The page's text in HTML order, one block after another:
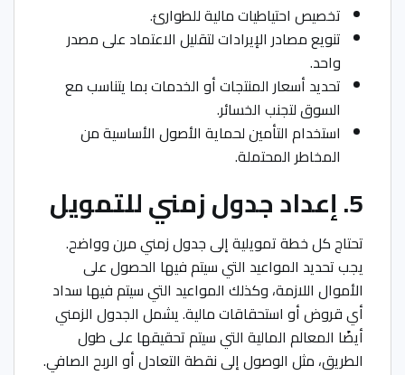
تخصيص احتياطيات مالية للطوارئ.
تنويع مصادر الإيرادات لتقليل الاعتماد على مصدر
واحد.
تحديد أسعار المنتجات أو الخدمات بما يتناسب مع
السوق لتجنب الخسائر.
استخدام التأمين لحماية الأصول الأساسية من
المخاطر المحتملة.
5. إعداد جدول زمني للتمويل
تحتاج كل خطة تمويلية إلى جدول زمني مرن وواضح.
يجب تحديد المواعيد التي سيتم فيها الحصول على
الأموال اللازمة، وكذلك المواعيد التي سيتم فيها سداد
أي قروض أو استحقاقات مالية. يشمل الجدول الزمني
أيضًا المعالم المالية التي سيتم تحقيقها على طول
الطريق، مثل الوصول إلى نقطة التعادل أو الربح الصافي.